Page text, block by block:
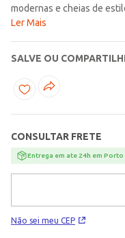
modernas e cheias de
proteção extra para os
clássico e atemporal da
faixa para ajuste na
martingale nos punhos e
marcantes do modelo que
à peça. Uma opção
sofisticadas e cheias de
Ler Mais
SALVE OU
CONSULTAR FRETE
Entrega em ate 24h em
Não sei meu CEP